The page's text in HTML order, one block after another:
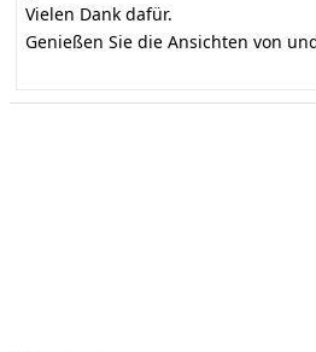
Vielen Dank dafür.
Genießen Sie die Ansichten von